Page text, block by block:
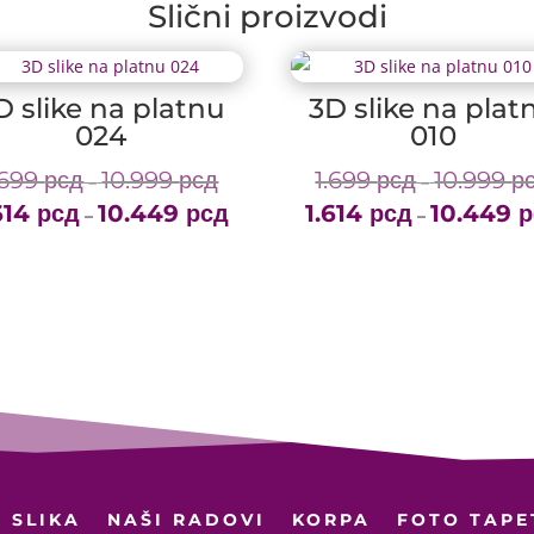
Slični proizvodi
slike na platnu
024
рсд – 10.999рсдPrice
range:
рсд – 10.449 рсд
3D slike na
010
1.699рсд – 10.999
1.614 рсд – 10.449
SLIKA NAŠI RADOVI KORPA FOTO